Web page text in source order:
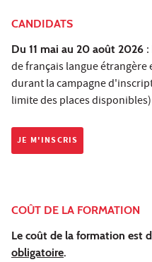
CANDIDATS
Du 11 mai au 20 août 2026
de français langue
durant la campagne
limite des places disponibles)
JE M'INSCRIS
COÛT DE LA FORMATION
Le coût de la formation est
obligatoire.